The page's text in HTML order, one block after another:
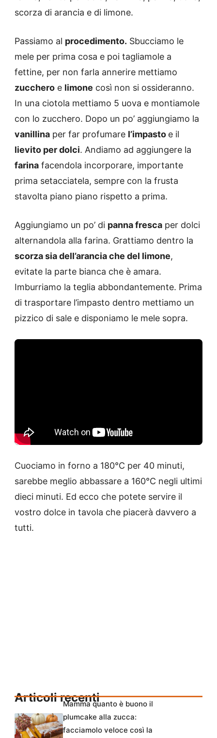
scorza di arancia e di limone.
Passiamo al procedimento. Sbucciamo le
mele per prima cosa e poi tagliamole a
fettine, per non farla annerire mettiamo
zucchero e limone così non si ossideranno.
In una ciotola mettiamo 5 uova e montiamole
con lo zucchero. Dopo un po’ aggiungiamo la
vanillina per far profumare l’impasto e il
lievito per dolci. Andiamo ad aggiungere la
farina facendola incorporare, importante
prima setacciatela, sempre con la frusta
stavolta piano piano rispetto a prima.
Aggiungiamo un po’ di panna fresca per dolci
alternandola alla farina. Grattiamo dentro la
scorza sia dell’arancia che del limone,
evitate la parte bianca che è amara.
Imburriamo la teglia abbondantemente. Prima
di trasportare l’impasto dentro mettiamo un
pizzico di sale e disponiamo le mele sopra.
Cuociamo in forno a 180°C per 40 minuti,
sarebbe meglio abbassare a 160°C negli ultimi
dieci minuti. Ed ecco che potete servire il
vostro dolce in tavola che piacerà davvero a
tutti.
Articoli recentiMamma quanto è buono il
plumcake alla zucca:
facciamolo veloce così la